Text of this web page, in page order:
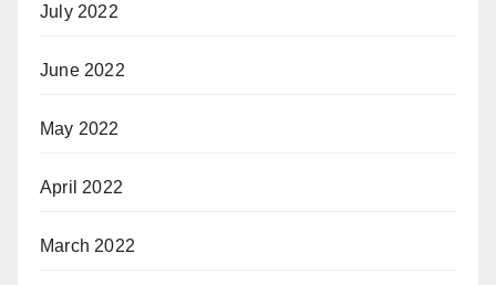
July 2022
June 2022
May 2022
April 2022
March 2022